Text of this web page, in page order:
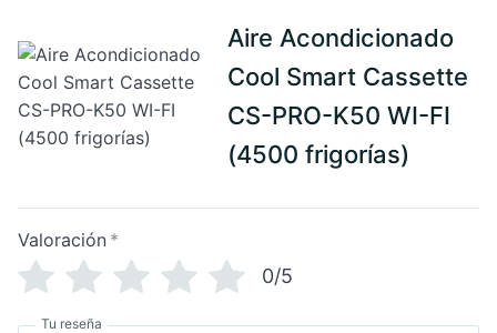
Aire Acondicionado
Cool Smart Cassette
CS-PRO-K50 WI-FI
(4500 frigorías)
Valoración *
0/5
Tu reseña